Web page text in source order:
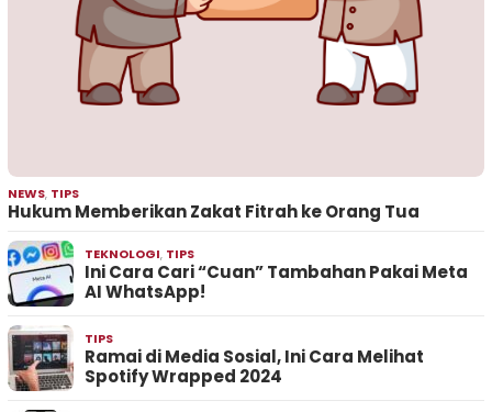
NEWS, TIPS
Hukum Memberikan Zakat Fitrah ke Orang Tua
TEKNOLOGI, TIPS
Ini Cara Cari “Cuan” Tambahan Pakai Meta
AI WhatsApp!
TIPS
Ramai di Media Sosial, Ini Cara Melihat
Spotify Wrapped 2024